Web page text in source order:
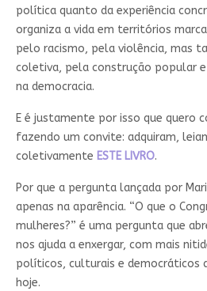
política quanto da experiência
organiza a vida em territórios
pelo racismo, pela violência, mas
coletiva, pela construção popular
na democracia.
E é justamente por isso que quero
fazendo um convite: adquiram,
coletivamente ESTE LIVRO.
Por que a pergunta lançada por
apenas na aparência. “O que o
mulheres?” é uma pergunta que
nos ajuda a enxergar, com mais
políticos, culturais e democráticos
hoje.